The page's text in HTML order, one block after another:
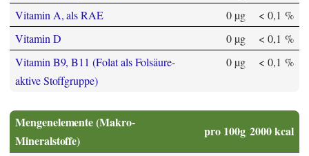
Vitamin A, als RAE
0 µg
< 0,1 %
Vitamin D
0 µg
< 0,1 %
Vitamin B9, B11 (Folat als Folsäure-
aktive Stoffgruppe)
0 µg < 0,1 %
Mengenelemente (Makro-
Mineralstoffe)
pro 100g 2000 kcal